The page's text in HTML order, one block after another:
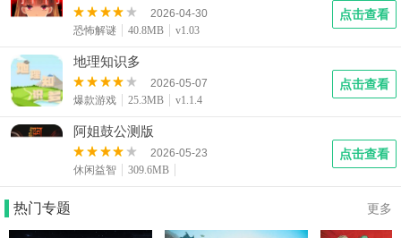
2026-04-30
恐怖解谜
40.8MB v1.03
点击查看
地理知识多
2026-05-07
爆款游戏
25.3MB v1.1.4
点击查看
阿姐鼓公测版
2026-05-23
休闲益智
309.6MB
点击查看
热门专题 更多